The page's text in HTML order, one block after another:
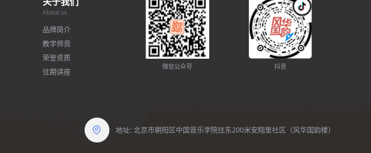
About us
品牌简介
教学师资
荣誉资质
往期讲座
微信公众号 抖音
地址: 北京市朝阳区中国音乐学院往东200米安翔里社区（风华国韵楼）